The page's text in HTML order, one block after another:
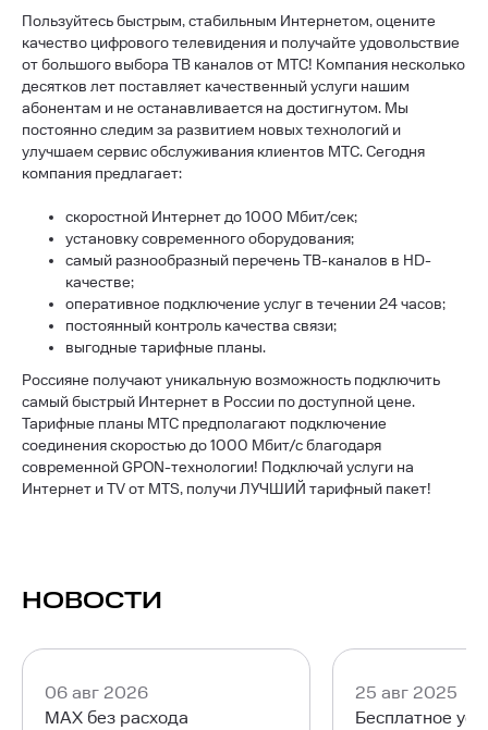
Пользуйтесь быстрым, стабильным Интернетом, оцените
качество цифрового телевидения и получайте удовольствие
от большого выбора ТВ каналов от МТС! Компания несколько
десятков лет поставляет качественный услуги нашим
абонентам и не останавливается на достигнутом. Мы
постоянно следим за развитием новых технологий и
улучшаем сервис обслуживания клиентов МТС. Сегодня
компания предлагает:
скоростной Интернет до 1000 Мбит/сек;
установку современного оборудования;
самый разнообразный перечень ТВ-каналов в HD-
качестве;
оперативное подключение услуг в течении 24 часов;
постоянный контроль качества связи;
выгодные тарифные планы.
Россияне получают уникальную возможность подключить
самый быстрый Интернет в России по доступной цене.
Тарифные планы МТС предполагают подключение
соединения скоростью до 1000 Мбит/с благодаря
современной GPON-технологии! Подключай услуги на
Интернет и TV от MTS, получи ЛУЧШИЙ тарифный пакет!
НОВОСТИ
06 авг 2026
MAX без расхода
25 авг 2025
Бесплатное